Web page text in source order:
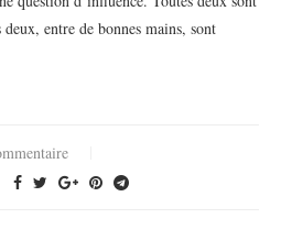
entre de bonnes mains, sont